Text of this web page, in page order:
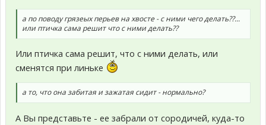
а по поводу грязеых перьев на хвосте - с ними чего делать??...
или птичка сама решит что с ними делать??
Или птичка сама решит, что с ними делать, или
сменятся при линьке
а то, что она забитая и зажатая сидит - нормально?
А Вы представьте - ее забрали от сородичей, куда-то